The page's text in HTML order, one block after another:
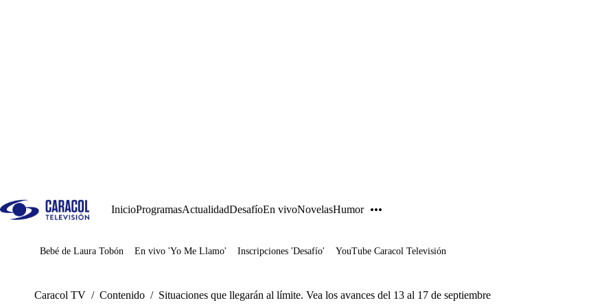
InicioProgramasActualidadDesafíoEn vivoNovelasHumor
Juegos
Bebé de Laura Tobón En vivo 'Yo Me Llamo' Inscripciones 'Desafío' YouTube Caracol Televisión
Caracol TV / Contenido / Situaciones que llegarán al límite. Vea los avances del 13 al 17 de septiembre